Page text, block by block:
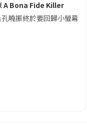
A Bona Fide Killer
曉振終於要回歸小螢幕